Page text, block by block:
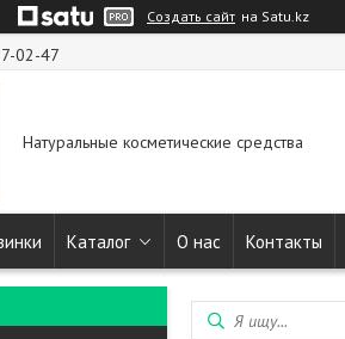
Создать сайт на Satu.kz
02-47
Натуральные косметические средства
Каталог О нас Контакты